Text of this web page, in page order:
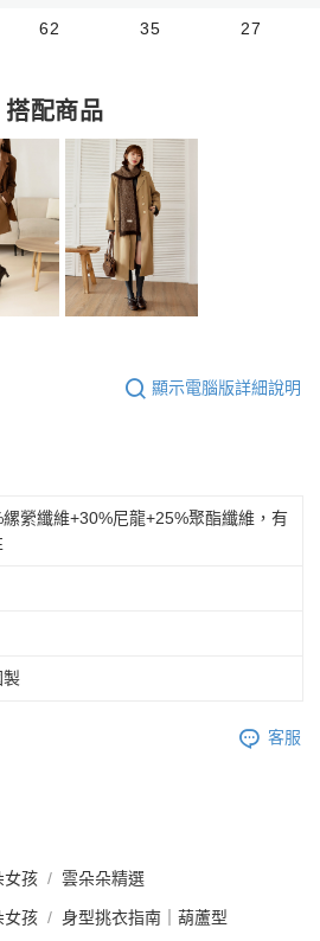
62 35 27
搭配商品
顯示電腦版詳細說明
縲縈纖維+30%尼龍+25%聚酯纖維，有
製
客服
女孩 雲朵朵精選
女孩 身型挑衣指南｜葫蘆型